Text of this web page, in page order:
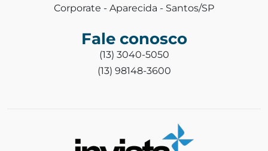
Corporate - Aparecida - Santos/SP
Fale conosco
(13) 3040-5050
(13) 98148-3600